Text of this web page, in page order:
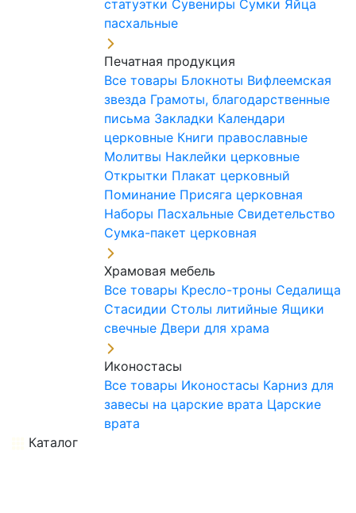
статуэтки Сувениры Сумки Яйца
пасхальные
Печатная продукция
Все товары Блокноты Вифлеемская
звезда Грамоты, благодарственные
письма Закладки Календари
церковные Книги православные
Молитвы Наклейки церковные
Открытки Плакат церковный
Поминание Присяга церковная
Наборы Пасхальные Свидетельство
Сумка-пакет церковная
Храмовая мебель
Все товары Кресло-троны Седалища
Стасидии Столы литийные Ящики
свечные Двери для храма
Иконостасы
Все товары Иконостасы Карниз для
завесы на царские врата Царские
врата
Каталог